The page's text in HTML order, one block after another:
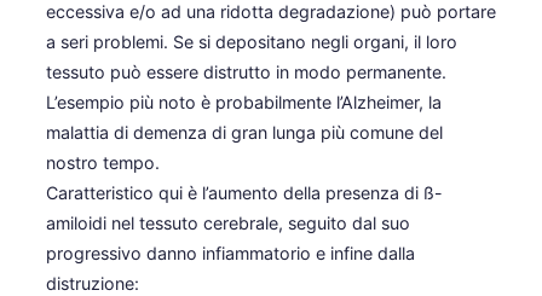
eccessiva e/o ad una ridotta degradazione) può portare
a seri problemi. Se si depositano negli organi, il loro
tessuto può essere distrutto in modo permanente.
L’esempio più noto è probabilmente l’Alzheimer, la
malattia di demenza di gran lunga più comune del
nostro tempo.
Caratteristico qui è l’aumento della presenza di ß-
amiloidi nel tessuto cerebrale, seguito dal suo
progressivo danno infiammatorio e infine dalla
distruzione: